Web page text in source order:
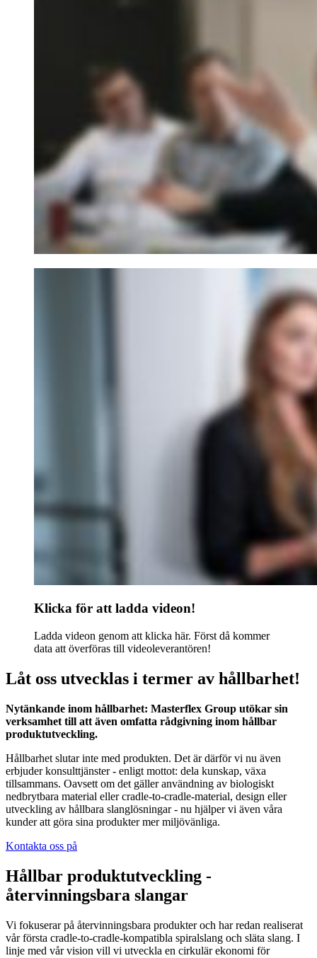
Klicka för att ladda videon!
Ladda videon genom att klicka här. Först då kommer
data att överföras till videoleverantören!
Låt oss utvecklas i termer av hållbarhet!
Nytänkande inom hållbarhet: Masterflex Group utökar sin
verksamhet till att även omfatta rådgivning inom hållbar
produktutveckling.
Hållbarhet slutar inte med produkten. Det är därför vi nu även
erbjuder konsulttjänster - enligt mottot: dela kunskap, växa
tillsammans. Oavsett om det gäller användning av biologiskt
nedbrytbara material eller cradle-to-cradle-material, design eller
utveckling av hållbara slanglösningar - nu hjälper vi även våra
kunder att göra sina produkter mer miljövänliga.
Kontakta oss på
Hållbar produktutveckling -
återvinningsbara slangar
Vi fokuserar på återvinningsbara produkter och har redan realiserat
vår första cradle-to-cradle-kompatibla spiralslang och släta slang. I
linje med vår vision vill vi utveckla en cirkulär ekonomi för